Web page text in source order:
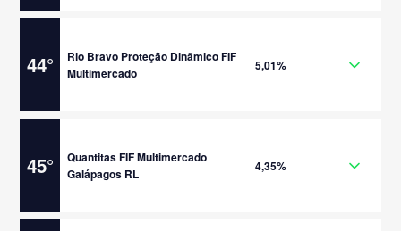
44°
Rio Bravo Proteção Dinâmico FIF
Multimercado
5,01%
45°
Quantitas FIF Multimercado
Galápagos RL
4,35%